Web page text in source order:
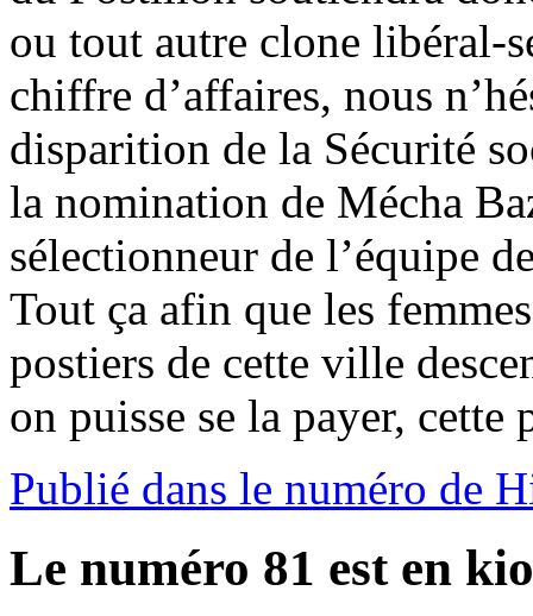
ou tout autre clone libéral-
chiffre d’affaires, nous
disparition de la Sécurité
la nomination de Mécha
sélectionneur de l’équipe
Tout ça afin que les
postiers de cette ville
on puisse se la payer, cette
Publié dans le numéro de
Le numéro 81 est en